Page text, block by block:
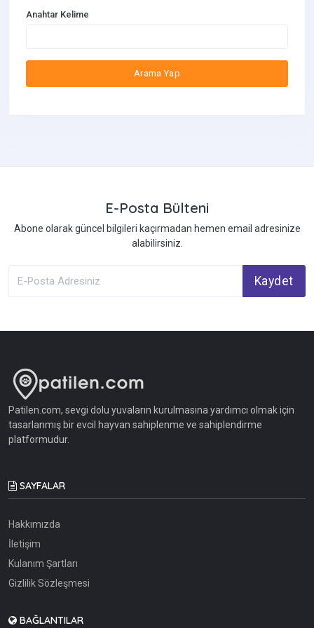
Kedi Yatakları
Anahtar Kelime
Arama Yap
E-Posta Bülteni
Abone olarak güncel bilgileri kaçırmadan hemen email adresinize
alabilirsiniz.
Kaydet
Patilen.com, sevgi dolu yuvaların kurulmasına yardımcı olmak için
tasarlanmış bir evcil hayvan sahiplenme ve sahiplendirme
platformudur.
SAYFALAR
Hakkımızda
İletişim
Kulanım Şartları
Gizlilik Sözleşmesi
BAĞLANTILAR